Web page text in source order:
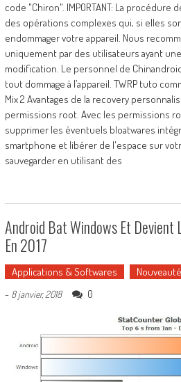
code "Chiron". IMPORTANT: La
des opérations complexes qui, si elles
endommager votre appareil. Nous
uniquement par des utilisateurs ayant
modification. Le personnel de
tout dommage à l’appareil. TWRP tuto
Mix 2 Avantages de la recovery
permissions root. Avec les permissions
supprimer les éventuels bloatwares
smartphone et libérer de l'espace sur
sauvegarder en utilisant des
Android Bat Windows Et Devient
En 2017
Applications & Softwares
- 8 janvier, 2018 0